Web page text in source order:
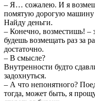
– Я… сожалею. И я
помятую дорогую
Найду деньги.
– Конечно, возместишь! –
будешь возмещать раз за
достаточно.
– В смысле?
Внутренности будто
задохнуться.
– А что непонятного?
тогда, может быть, я